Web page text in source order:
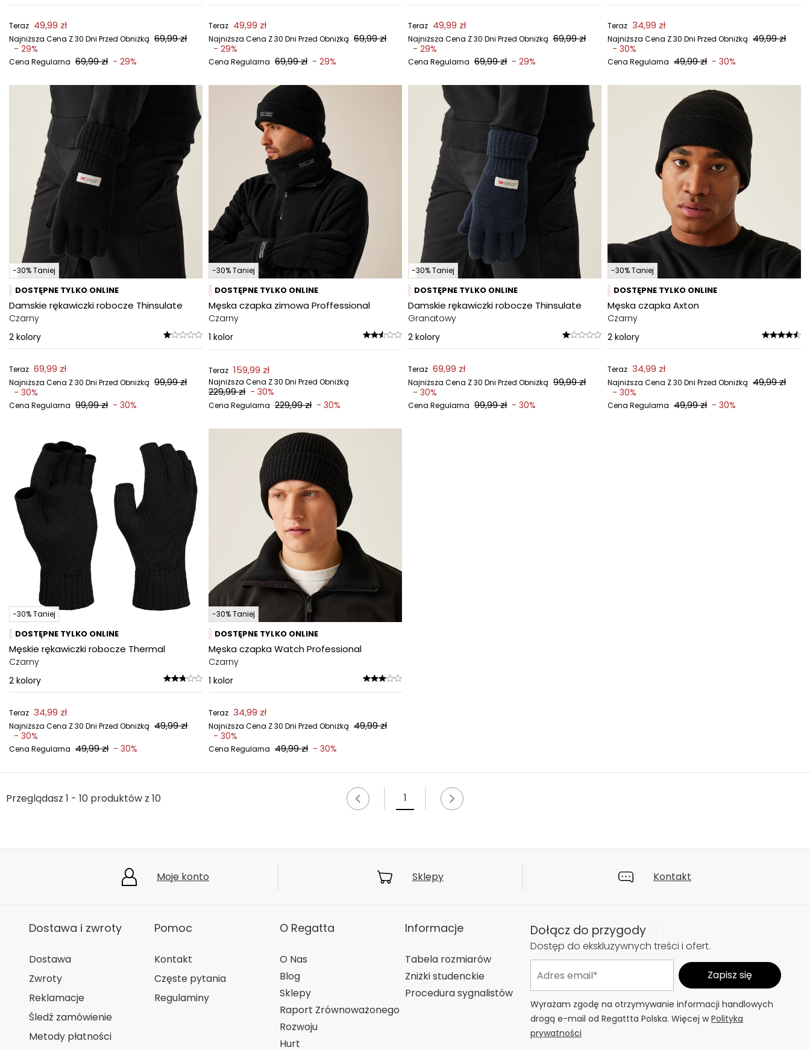
Teraz 49,99 zł
Najniższa Cena Z 30 Dni Przed Obniżką 69,99 zł
- 29%
Cena Regularna 69,99 zł - 29%
Teraz 49,99 zł
Najniższa Cena Z 30 Dni Przed Obniżką 69,99 zł
- 29%
Cena Regularna 69,99 zł - 29%
Teraz 49,99 zł
Najniższa Cena Z 30 Dni Przed Obniżką 69,99 zł
- 29%
Cena Regularna 69,99 zł - 29%
Teraz 34,99 zł
Najniższa Cena Z 30 Dni Przed Obniżką 49,99 zł
- 30%
Cena Regularna 49,99 zł - 30%
-30% Taniej
DOSTĘPNE TYLKO ONLINE
Damskie rękawiczki robocze Thinsulate
Czarny
2 kolory
Teraz 69,99 zł
Najniższa Cena Z 30 Dni Przed Obniżką 99,99 zł
- 30%
Cena Regularna 99,99 zł - 30%
-30% Taniej
DOSTĘPNE TYLKO ONLINE
Męska czapka zimowa Proffessional
Czarny
1 kolor
Teraz 159,99 zł
Najniższa Cena Z 30 Dni Przed Obniżką
229,99 zł - 30%
Cena Regularna 229,99 zł - 30%
-30% Taniej
DOSTĘPNE TYLKO ONLINE
Damskie rękawiczki robocze Thinsulate
Granatowy
2 kolory
Teraz 69,99 zł
Najniższa Cena Z 30 Dni Przed Obniżką 99,99 zł
- 30%
Cena Regularna 99,99 zł - 30%
-30% Taniej
DOSTĘPNE TYLKO ONLINE
Męska czapka Axton
Czarny
2 kolory
Teraz 34,99 zł
Najniższa Cena Z 30 Dni Przed Obniżką 49,99 zł
- 30%
Cena Regularna 49,99 zł - 30%
-30% Taniej
DOSTĘPNE TYLKO ONLINE
Męskie rękawiczki robocze Thermal
Czarny
2 kolory
Teraz 34,99 zł
Najniższa Cena Z 30 Dni Przed Obniżką 49,99 zł
- 30%
Cena Regularna 49,99 zł - 30%
-30% Taniej
DOSTĘPNE TYLKO ONLINE
Męska czapka Watch Professional
Czarny
1 kolor
Teraz 34,99 zł
Najniższa Cena Z 30 Dni Przed Obniżką 49,99 zł
- 30%
Cena Regularna 49,99 zł - 30%
Przeglądasz 1 - 10 produktów z 10 1
Moje konto Sklepy Kontakt
Dostawa i zwroty
Dostawa
Zwroty
Reklamacje
Śledź zamówienie
Metody płatności
Pomoc
Kontakt
Częste pytania
Regulaminy
O Regatta
O Nas
Blog
Sklepy
Raport Zrównoważonego
Rozwoju
Hurt
Informacje
Tabela rozmiarów
Zniżki studenckie
Procedura sygnalistów
Dołącz do przygody
Dostęp do ekskluzywnych treści i ofert.
Wyrażam zgodę na otrzymywanie informacji handlowych
drogą e-mail od Regattta Polska. Więcej wPolityka
prywatności